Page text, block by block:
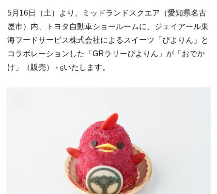
5月16日（土）より、ミッドランドスクエア（愛知県名古
屋市）内、トヨタ自動車ショールームに、ジェイアール東
海フードサービス株式会社によるスイーツ「ぴよりん」と
コラボレーションした「GRラリーぴよりん」が「おでか
け」（販売）
＊6いたします。